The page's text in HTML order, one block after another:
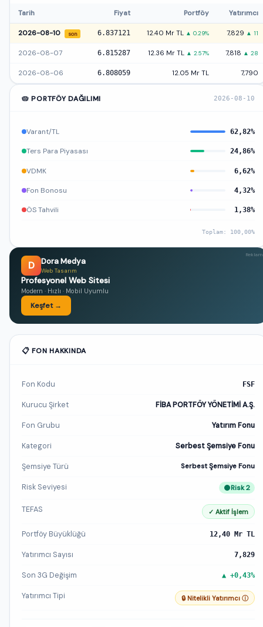
Tarih Fiyat Portföy Yatırımcı
2026-08-10 son 6.837121 12.40 Mr TL ▲ 0.29% 7,829 ▲ 11
2026-08-07 6.815287 12.36 Mr TL ▲ 2.57% 7,818 ▲ 28
2026-08-06 6.808059 12.05 Mr TL 7,790
🥧 PORTFÖY DAĞILIMI 2026-08-10
Varant/TL 62,82%
Ters Para Piyasası 24,86%
VDMK 6,62%
Fon Bonosu 4,32%
ÖS Tahvili 1,38%
Toplam: 100,00%
D Dora Medya
Web Tasarım
Profesyonel Web Sitesi
Modern · Hızlı · Mobil Uyumlu
Keşfet →
Reklam
📋 FON HAKKINDA
Fon Kodu FSF
Kurucu Şirket FİBA PORTFÖY YÖNETİMİ A.Ş.
Fon Grubu Yatırım Fonu
Kategori Serbest Şemsiye Fonu
Şemsiye Türü Serbest Şemsiye Fonu
Risk Seviyesi Risk 2
TEFAS ✓ Aktif İşlem
Portföy Büyüklüğü 12,40 Mr TL
Yatırımcı Sayısı 7,829
Son 3G Değişim ▲ +0,43%
Yatırımcı Tipi 🔒 Nitelikli Yatırımcı ⓘ